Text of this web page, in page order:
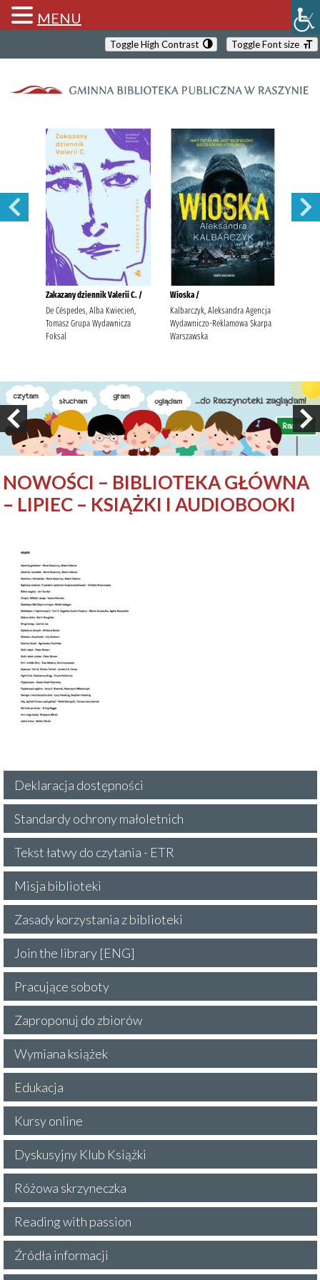
Toggle High Contrast Toggle Font size
NOWOŚCI – BIBLIOTEKA GŁÓWNA
– LIPIEC – KSIĄŻKI I AUDIOBOOKI
Deklaracja dostępności
Standardy ochrony małoletnich
Tekst łatwy do czytania - ETR
Misja biblioteki
Zasady korzystania z biblioteki
Join the library [ENG]
Pracujące soboty
Zaproponuj do zbiorów
Wymiana książek
Edukacja
Kursy online
Dyskusyjny Klub Książki
Różowa skrzyneczka
Reading with passion
Źródła informacji
MENU